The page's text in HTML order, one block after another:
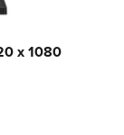
x 1080